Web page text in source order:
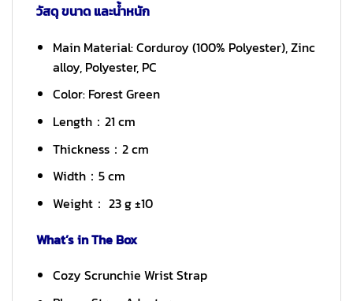
วัสดุ ขนาด และน้ำหนัก
Main Material: Corduroy (100% Polyester), Zinc
alloy, Polyester, PC
Color: Forest Green
Length：21 cm
Thickness：2 cm
Width：5 cm
Weight： 23 g ±10
What’s in The Box
Cozy Scrunchie Wrist Strap